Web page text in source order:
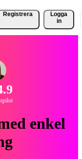
Registrera
Logga
in
enkel